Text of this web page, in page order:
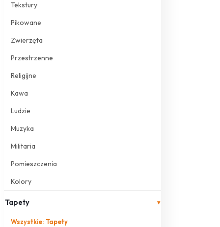
Tekstury
Pikowane
Zwierzęta
Przestrzenne
Religijne
Kawa
Ludzie
Muzyka
Militaria
Pomieszczenia
Kolory
Tapety ▾
Wszystkie: Tapety